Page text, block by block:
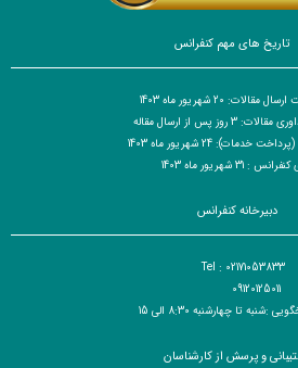
تاریخ های مهم کنفرانس
20 شهریور ماه 1403
3 روز پس از ارسال مقاله
خدمات): 24 شهریور ماه 1403
: 31 شهریور ماه 1403
دبیرخانه کنفرانس
Tel : 02171053833
09120125011
تا چهارشنبه 8:30 الی 15
و پرسش از کارشناسان